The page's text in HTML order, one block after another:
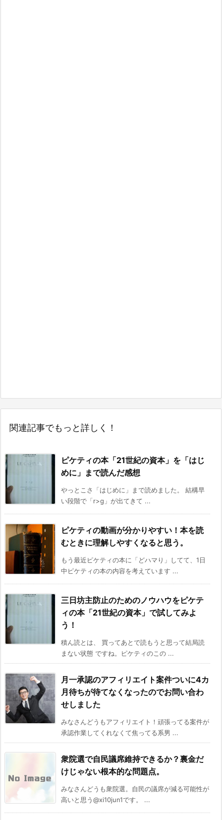
関連記事でもっと詳しく！
ピケティの本「21世紀の資本」を「はじ
めに」まで読んだ感想
やっとこさ「はじめに」まで読めました。 結構早
い段階で「r>g」が出てきて ...
ピケティの動画が分かりやすい！本を読
むときに理解しやすくなると思う。
もう最近ピケティの本に「どハマり」してて、1日
中ピケティの本の内容を考えています ...
三日坊主防止のためのノウハウをピケテ
ィの本「21世紀の資本」で試してみよ
う！
積ん読とは、 買ってあとで読もうと思って結局読
まない状態 ですね。ピケティのこの ...
月一承認のアフィリエイト案件ついに4カ
月待ちが待てなくなったのでお問い合わ
せしました
みなさんどうもアフィリエイト！頑張ってる案件が
承認作業してくれなくて焦ってる系男 ...
衆院選で自民議席維持できるか？裏金だ
けじゃない根本的な問題点。
みなさんどうも衆院選。自民の議席が減る可能性が
高いと思う@xi10jun1です。 ...